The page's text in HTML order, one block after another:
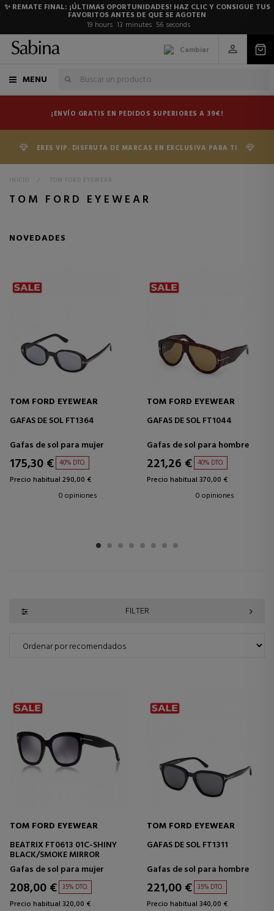
✨ REMATE FINAL: ¡ÚLTIMAS OPORTUNIDADES! HAZ CLIC Y CONSIGUE TUS
FAVORITOS ANTES DE QUE SE AGOTEN
19 hours 13 minutes 55 seconds
Cambiar
MENU
¡ENVÍO GRATIS EN PEDIDOS SUPERIORES A 39€!
ERES VIP. DISFRUTA DE MARCAS EN EXCLUSIVA PARA TI
INICIO > TOM FORD EYEWEAR
TOM FORD EYEWEAR
NOVEDADES
TOM FORD EYEWEAR
GAFAS DE SOL FT1364
Gafas de sol para mujer
175,30 € 40% DTO.
Precio habitual 290,00 €
0 opiniones
TOM FORD EYEWEAR
GAFAS DE SOL FT1044
Gafas de sol para hombre
221,26 € 40% DTO.
Precio habitual 370,00 €
0 opiniones
FILTER
TOM FORD EYEWEAR
BEATRIX FT0613 01C-SHINY
BLACK/SMOKE MIRROR
Gafas de sol para mujer
208,00 € 35% DTO.
Precio habitual 320,00 €
TOM FORD EYEWEAR
GAFAS DE SOL FT1311
Gafas de sol para hombre
221,00 € 35% DTO.
Precio habitual 340,00 €